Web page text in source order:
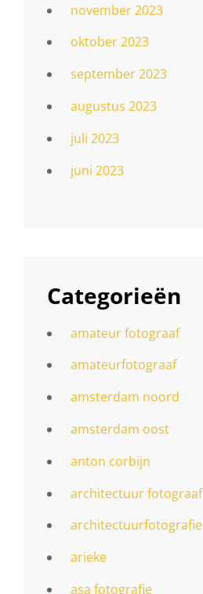
november 2023
oktober 2023
september 2023
augustus 2023
juli 2023
juni 2023
Categorieën
amateur fotograaf
amateurfotograaf
amsterdam noord
amsterdam oost
anton corbijn
architectuur fotograaf
architectuurfotografie
arieke
asa fotografie